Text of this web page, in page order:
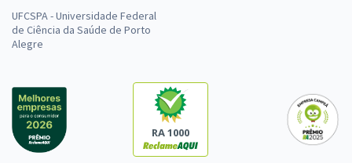
UFCSPA - Universidade Federal
de Ciência da Saúde de Porto
Alegre
RA 1000